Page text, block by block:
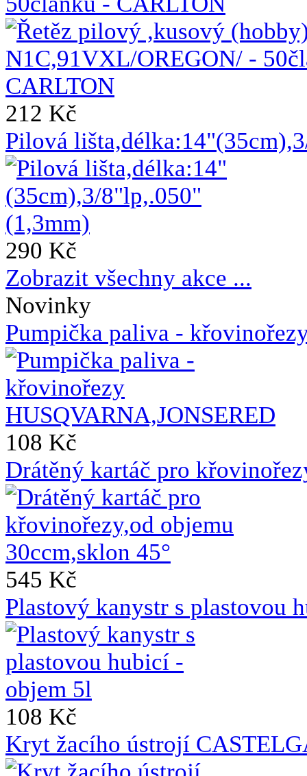
212 Kč
Pilová
290 Kč
Zobrazit všechny akce ...
Novinky
Pumpička paliva -
108 Kč
Drátěný kartáč pro
545 Kč
Plastový kanystr s plastovou
108 Kč
Kryt žacího ústrojí